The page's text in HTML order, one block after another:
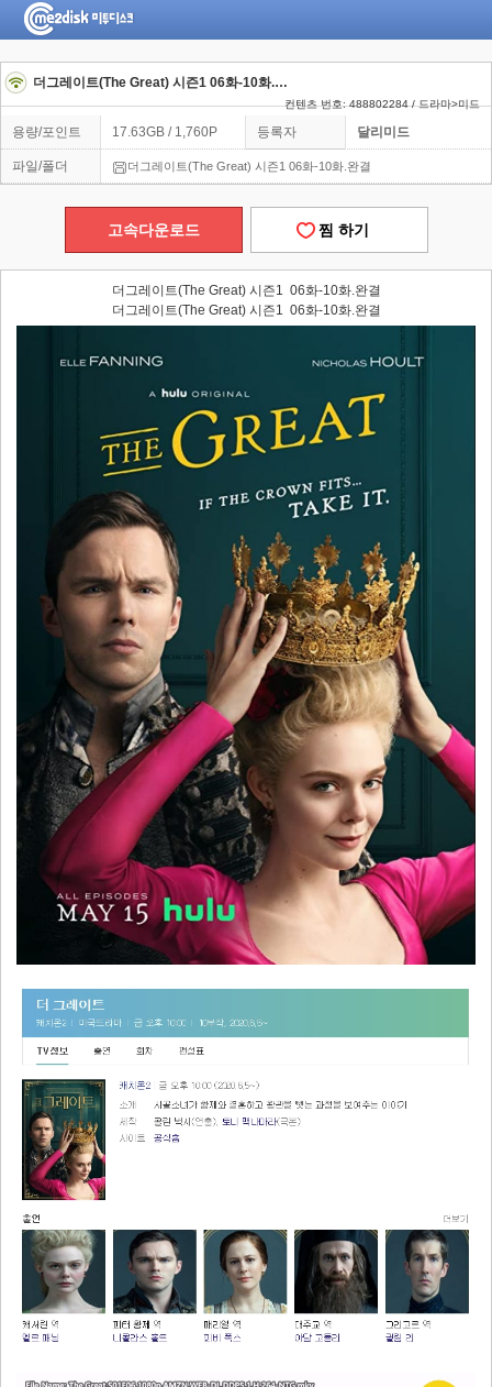
더그레이트(The Great) 시즌1 06화-10화.완결
컨텐츠 번호: 488802284 / 드라마>미드
용량/포인트 17.63GB / 1,760P 등록자 달리미드
파일/폴더 더그레이트(The Great) 시즌1 06화-10화.완결
고속다운로드 찜 하기
더그레이트(The Great) 시즌1 06화-10화.완결
더그레이트(The Great) 시즌1 06화-10화.완결